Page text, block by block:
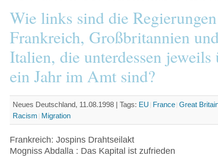
Wie links sind die
Frankreich, Großbritannien
Italien, die unterdessen jeweils
ein Jahr im Amt sind?
Neues Deutschland, 11.08.1998 | Tags: EU France Great
Racism Migration
Frankreich: Jospins Drahtseilakt
Mogniss Abdalla : Das Kapital ist zufrieden